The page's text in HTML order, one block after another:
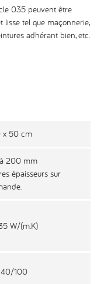
035 peuvent être
lisse tel que maçonnerie,
adhérant bien, etc.
x 50 cm
200 mm
épaisseurs sur
W/(m.K)
100